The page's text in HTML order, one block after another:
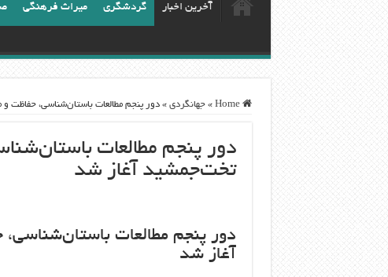
آخرین اخبار گردشگری ميراث فرهنگی
Home
» جهانگردی » دور پنجم مطالعات باستان‌شناسی، حفاظت
دور پنجم مطالعات
تخت‌جمشید آغاز شد
دور پنجم مطالعات
آغاز شد